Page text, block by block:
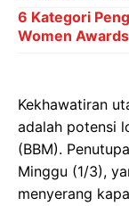
6 Kategori
Women
Kekhawatiran
adalah potensi
(BBM).
Minggu (1/3),
menyerang